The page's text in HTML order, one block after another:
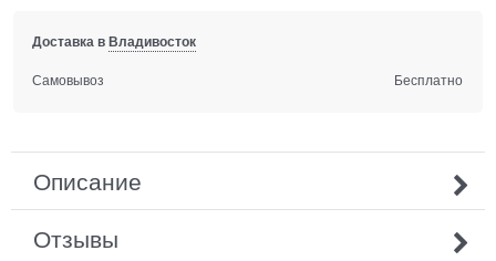
Доставка вВладивосток
Самовывоз Бесплатно
Описание
Отзывы